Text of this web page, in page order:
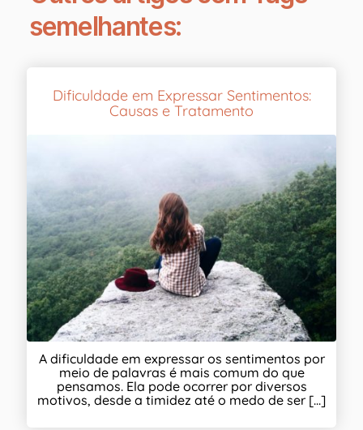
semelhantes:
Dificuldade em Expressar Sentimentos:
Causas e Tratamento
A dificuldade em expressar os sentimentos por
meio de palavras é mais comum do que
pensamos. Ela pode ocorrer por diversos
motivos, desde a timidez até o medo de ser [...]